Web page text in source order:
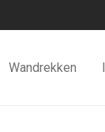
Wandrekken